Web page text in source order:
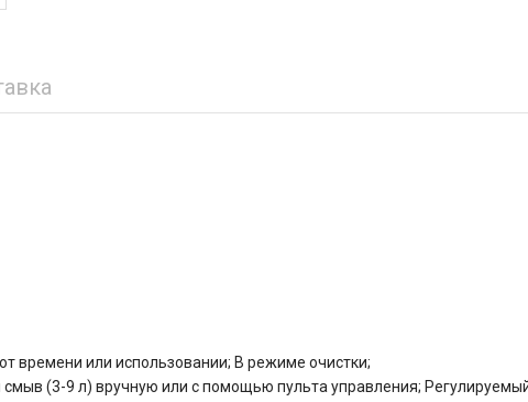
времени или использовании; В режиме очистки;
(3-9 л) вручную или с помощью пульта управления;